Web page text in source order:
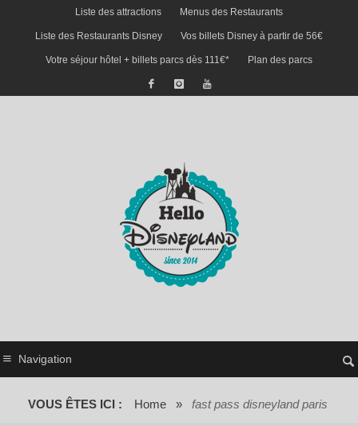
Liste des attractions Menus des Restaurants
Liste des Restaurants Disney Vos billets Disney à partir de 56€
Votre séjour hôtel + billets parcs dès 111€* Plan des parcs
Navigation
VOUS ÊTES ICI : Home » fast pass disneyland paris